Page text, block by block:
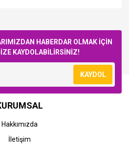
HABERDAR OLMAK İÇİN
KAYDOLABİLİRSİNİZ!
KAYDOL
Hakkımızda
İletişim